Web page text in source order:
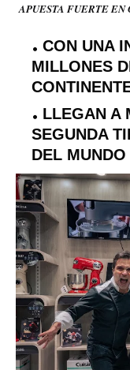
APUESTA FUERTE EN
CON UNA
MILLONES
LLEGAN A
SEGUNDA
DEL MUNDO